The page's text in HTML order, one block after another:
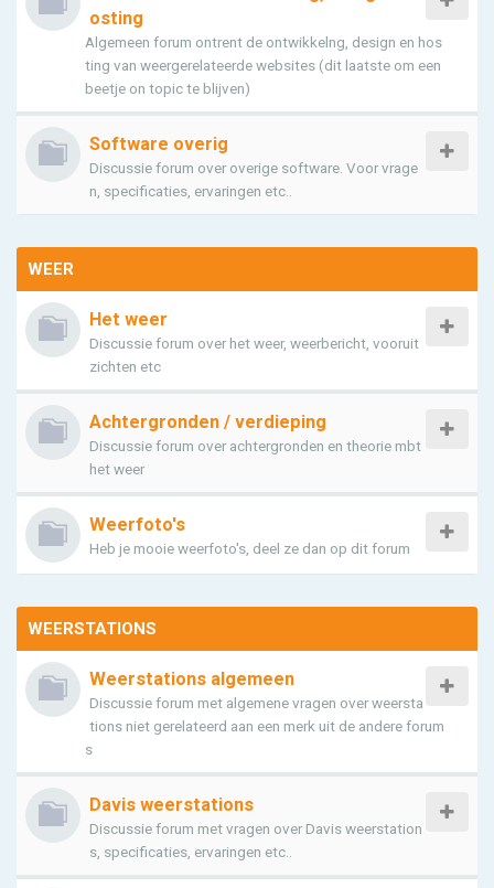
osting
Algemeen forum ontrent de ontwikkelng, design en hos
ting van weergerelateerde websites (dit laatste om een
beetje on topic te blijven)
Software overig
Discussie forum over overige software. Voor vrage
n, specificaties, ervaringen etc..
WEER
Het weer
Discussie forum over het weer, weerbericht, vooruit
zichten etc
Achtergronden / verdieping
Discussie forum over achtergronden en theorie mbt
het weer
Weerfoto's
Heb je mooie weerfoto's, deel ze dan op dit forum
WEERSTATIONS
Weerstations algemeen
Discussie forum met algemene vragen over weersta
tions niet gerelateerd aan een merk uit de andere forum
s
Davis weerstations
Discussie forum met vragen over Davis weerstation
s, specificaties, ervaringen etc..